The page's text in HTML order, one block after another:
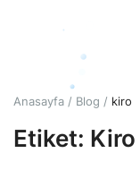
Hesap Oluştur
Türkçe
Anasayfa Blog kiro
Etiket: Kiro